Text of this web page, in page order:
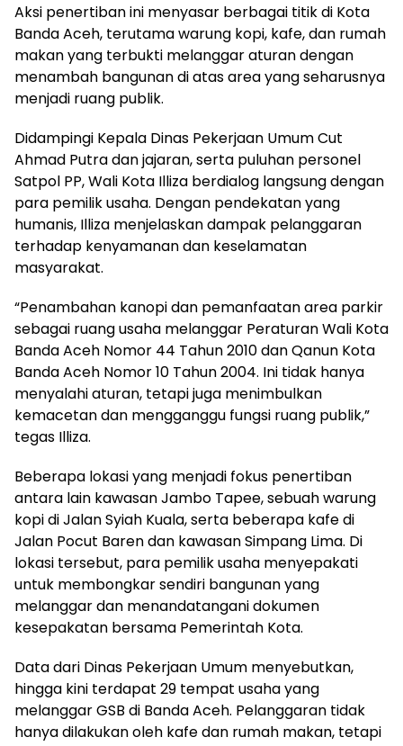
Aksi penertiban ini menyasar berbagai titik di Kota
Banda Aceh, terutama warung kopi, kafe, dan rumah
makan yang terbukti melanggar aturan dengan
menambah bangunan di atas area yang seharusnya
menjadi ruang publik.
Didampingi Kepala Dinas Pekerjaan Umum Cut
Ahmad Putra dan jajaran, serta puluhan personel
Satpol PP, Wali Kota Illiza berdialog langsung dengan
para pemilik usaha. Dengan pendekatan yang
humanis, Illiza menjelaskan dampak pelanggaran
terhadap kenyamanan dan keselamatan
masyarakat.
“Penambahan kanopi dan pemanfaatan area parkir
sebagai ruang usaha melanggar Peraturan Wali Kota
Banda Aceh Nomor 44 Tahun 2010 dan Qanun Kota
Banda Aceh Nomor 10 Tahun 2004. Ini tidak hanya
menyalahi aturan, tetapi juga menimbulkan
kemacetan dan mengganggu fungsi ruang publik,”
tegas Illiza.
Beberapa lokasi yang menjadi fokus penertiban
antara lain kawasan Jambo Tapee, sebuah warung
kopi di Jalan Syiah Kuala, serta beberapa kafe di
Jalan Pocut Baren dan kawasan Simpang Lima. Di
lokasi tersebut, para pemilik usaha menyepakati
untuk membongkar sendiri bangunan yang
melanggar dan menandatangani dokumen
kesepakatan bersama Pemerintah Kota.
Data dari Dinas Pekerjaan Umum menyebutkan,
hingga kini terdapat 29 tempat usaha yang
melanggar GSB di Banda Aceh. Pelanggaran tidak
hanya dilakukan oleh kafe dan rumah makan, tetapi